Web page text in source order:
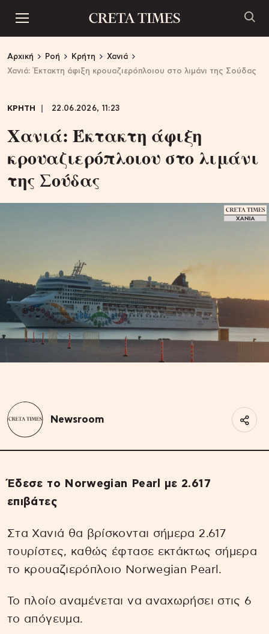
Αρχική Ροή Κρήτη
Χανιά
Χανιά: Έκτακτη άφιξη κρουαζιερόπλοιου στο λιμάνι της Σούδας
ΚΡΗΤΗ 22.06.2026, 11:23
Χανιά: Έκτακτη άφιξη
κρουαζιερόπλοιου στο λιμάνι
της Σούδας
Newsroom
Έδεσε το Norwegian Pearl με 2.617
επιβάτες
Στα Χανιά θα βρίσκονται σήμερα 2.617
τουρίστες, καθώς έφτασε εκτάκτως σήμερα
το κρουαζιερόπλοιο Norwegian Pearl.
Το πλοίο αναμένεται να αναχωρήσει στις 6
το απόγευμα.